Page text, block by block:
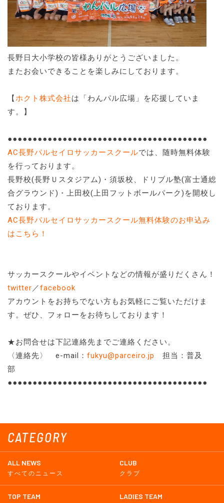
CATEGORY
ALL NEWS
すべてのニュース
CLUB
クラブ
TOP TEAM LADIES TEAM
長野日大小学校の皆様ありがとうございました。
またお会いできることを楽しみにしております。
【ホクト株式会社は「わんパル広場」を応援していま
す。】
●●●●●●●●●●●●●●●●●●●●●●●●●●●●●●●●●●●●●●●●
AC長野パルセイロサッカースクールでは、随時無料体験
を行っております。
長野校(長野Ｕスタジアム)・須坂校、ドリブル塾(富士通総
合グラウンド)・上田校(上田フットボールパーク)を開校し
ております。
AC長野パルセイロサッカースクール無料体験のお申込み
はこちら！
サッカースクールやイベントなどの情報が盛りだくさん！
twitter／facebook
アカウントをお持ちでない方もお気軽にご覧いただけま
す。ぜひ、フォローをお待ちしております！
★お問合せは下記連絡先までご連絡ください。
〈連絡先〉 e-mail： fukyu@parceiro.jp
担当：普及
部
●●●●●●●●●●●●●●●●●●●●●●●●●●●●●●●●●●●●●●●●